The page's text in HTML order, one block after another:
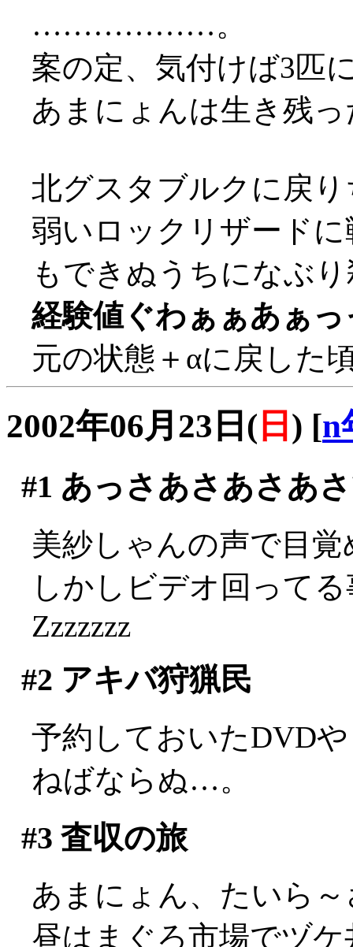
………………。
案の定、気付けば3匹
あまにょんは生き残
北グスタブルクに戻
弱いロックリザード
もできぬうちになぶ
経験値ぐわぁぁあぁ
元の状態＋αに戻した
2002年06月23日( 日 ) [n
#1 あっさあさあさあ
美紗しゃんの声で目
しかしビデオ回って
Zzzzzzz
#2 アキバ狩猟民
予約しておいたDVD
ねばならぬ…。
#3 査収の旅
あまにょん、たいら
昼はまぐろ市場でヅ